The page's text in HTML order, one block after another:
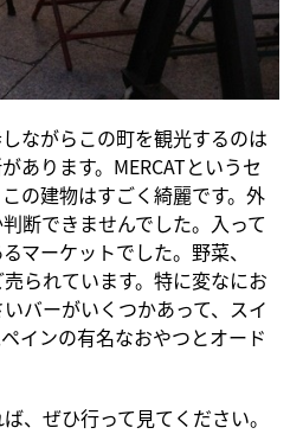
ながらこの町を観光するのは
あります。MERCATというセ
の建物はすごく綺麗です。外
断できませんでした。入って
マーケットでした。野菜、
られています。特に変なにお
バーがいくつかあって、スイ
インの有名なおやつとオード
、ぜひ行って見てください。